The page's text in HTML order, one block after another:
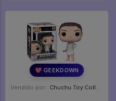
💖 GEEKDOWN
Vendido por: Chuchu Toy Collection - SP